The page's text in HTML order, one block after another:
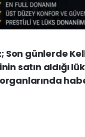
günlerde
satın aldığı